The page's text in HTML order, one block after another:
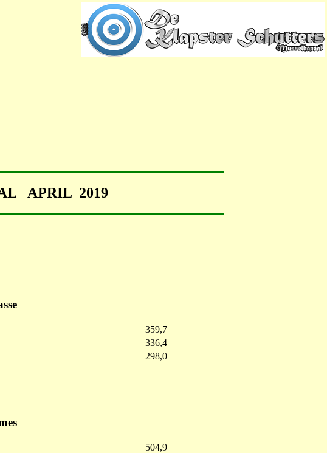
APRIL 2019
359,7
336,4
298,0
504,9